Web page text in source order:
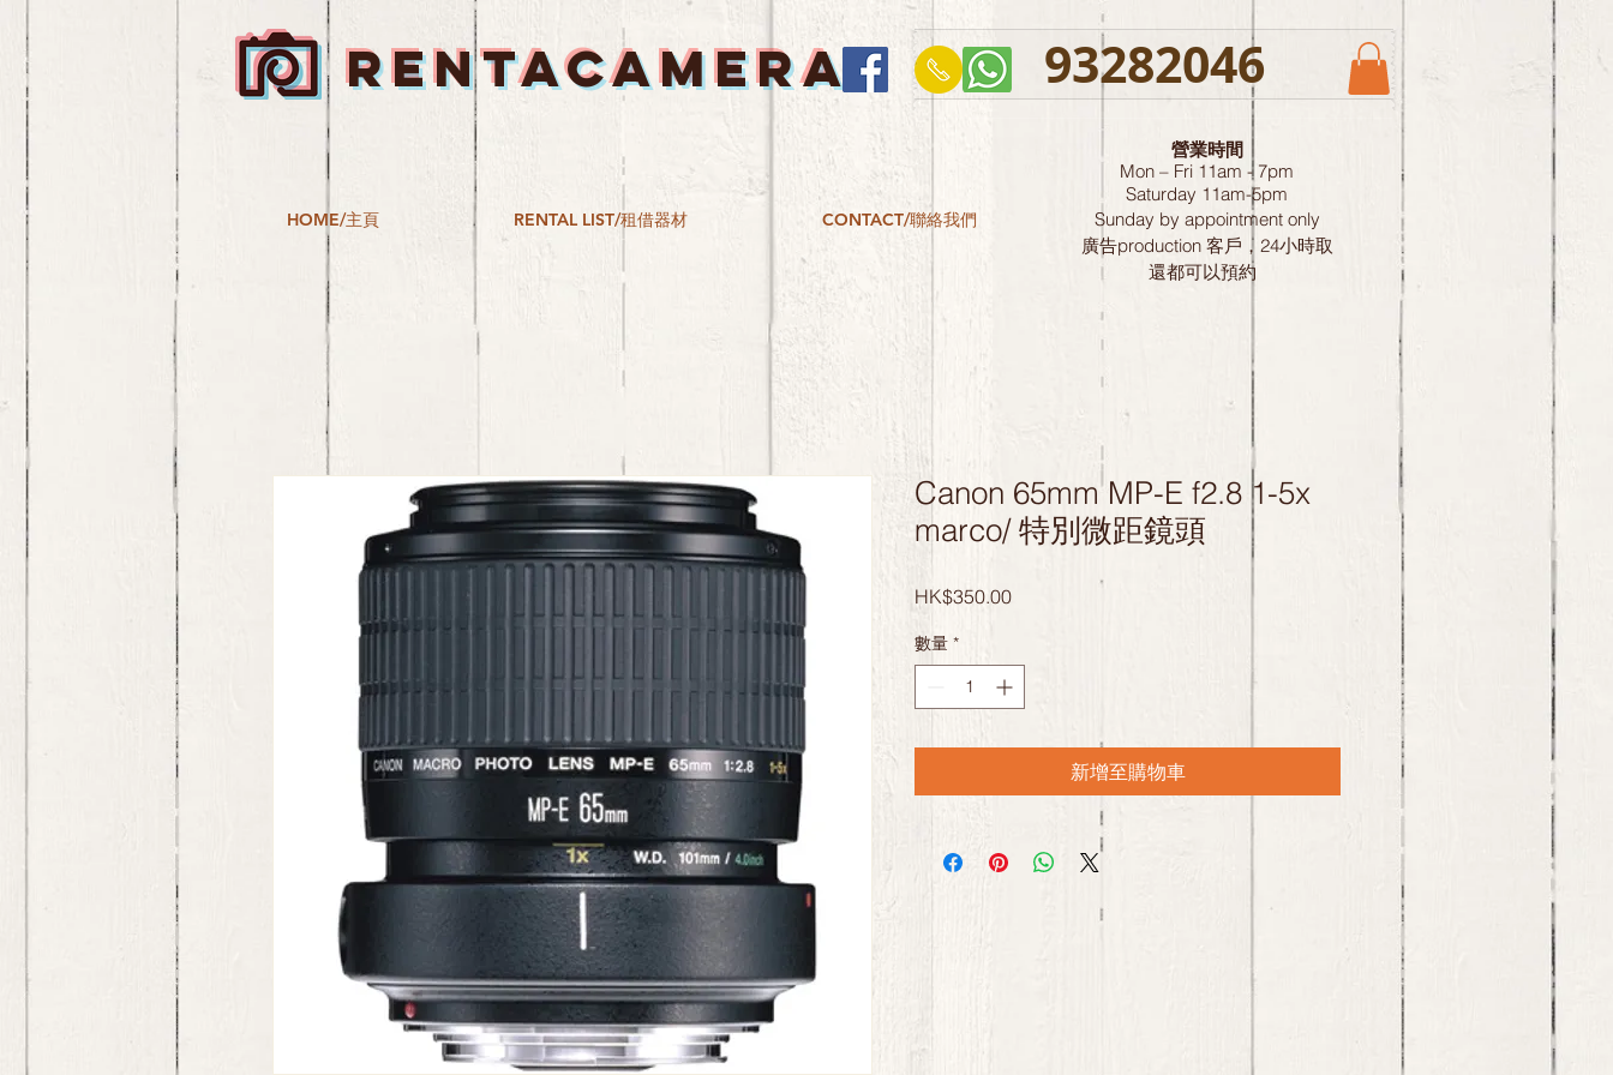
RENTACAMERA 93282046
HOME/主頁 RENTAL LIST/租借器材 CONTACT/聯絡我們
營業時間
Mon – Fri 11am - 7pm
Saturday 11am-5pm
Sunday by appointment only
廣告production 客戶，24小時取
還都可以預約
Canon 65mm MP-E f2.8 1-5x
marco/ 特別微距鏡頭
HK$350.00價
數量 *
新增至購物車